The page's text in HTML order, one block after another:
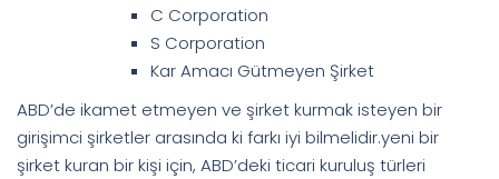
C Corporation
S Corporation
Kar Amacı Gütmeyen Şirket
ABD’de ikamet etmeyen ve şirket kurmak isteyen bir
girişimci şirketler arasında ki farkı iyi bilmelidir.yeni bir
şirket kuran bir kişi için, ABD’deki ticari kuruluş türleri